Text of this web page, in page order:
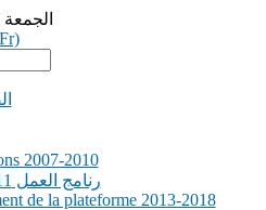
الجمعة
2007-2010
رنامج العمل 2011-2013
de la plateforme 2013-2018